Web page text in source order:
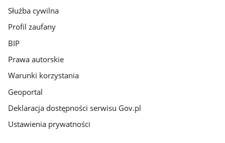
Służba cywilna
Profil zaufany
BIP
Prawa autorskie
Warunki korzystania
Geoportal
Deklaracja dostępności serwisu Gov.pl
Ustawienia prywatności